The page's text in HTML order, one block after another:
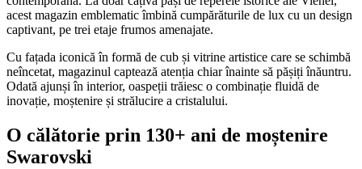
acest magazin emblematic îmbină cumpărăturile de lux cu un design
captivant, pe trei etaje frumos amenajate.
Cu fațada iconică în formă de cub și vitrine artistice care se schimbă
neîncetat, magazinul captează atenția chiar înainte să pășiți înăuntru.
Odată ajunși în interior, oaspeții trăiesc o combinație fluidă de
inovație, moștenire și strălucire a cristalului.
O călătorie prin 130+ ani de moștenire
Swarovski